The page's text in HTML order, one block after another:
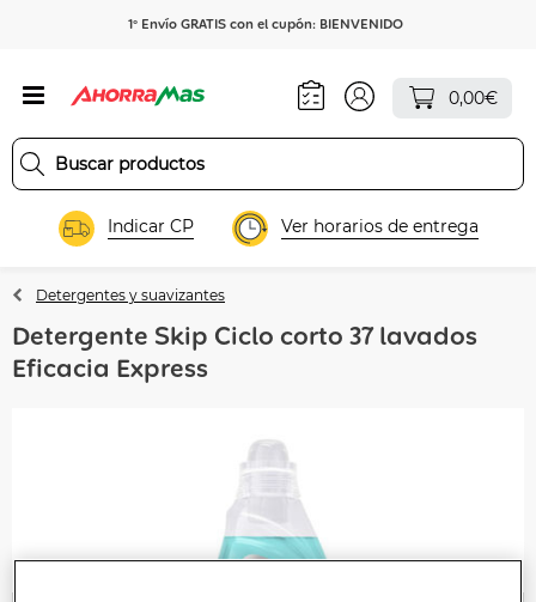
1º Envío GRATIS con el cupón: BIENVENIDO
0,00€
Indicar CP Ver horarios de entrega
Detergentes y suavizantes
Detergente Skip Ciclo corto 37 lavados
Eficacia Express